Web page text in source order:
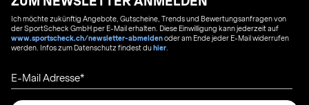
Ich möchte zukünftig Angebote, Gutscheine, Trends und Bewertungsanfragen von
der SportScheck GmbH per E-Mail erhalten. Diese Einwilligung kann jederzeit auf
www.sportscheck.ch/newsletter-abmeldenoder am Ende jeder E-Mail widerrufen
werden. Infos zum Datenschutz findest duhier
E-Mail Adresse